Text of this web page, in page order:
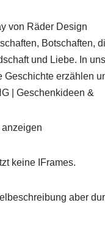
von Räder Design
Botschaften,
und Liebe. In
Geschichte erzählen
| Geschenkideen &
keine IFrames.
aber